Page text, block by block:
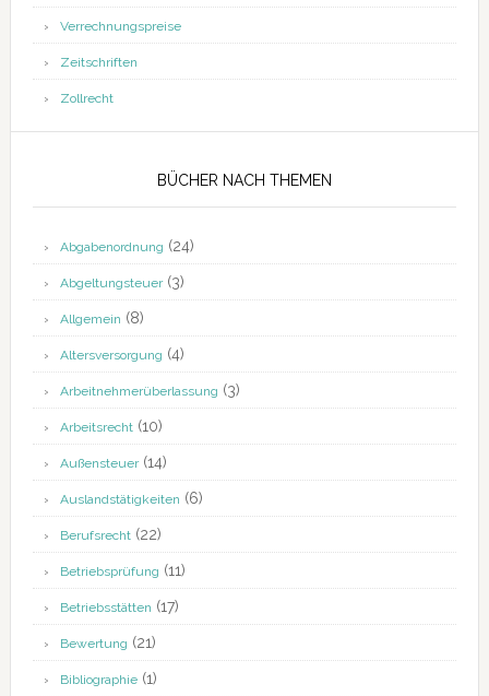
Verrechnungspreise
Zeitschriften
Zollrecht
BÜCHER NACH THEMEN
Abgabenordnung (24)
Abgeltungsteuer(3)
Allgemein (8)
Altersversorgung (4)
Arbeitnehmerüberlassung (3)
Arbeitsrecht(10)
Außensteuer(14)
Auslandstätigkeiten (6)
Berufsrecht(22)
Betriebsprüfung (11)
Betriebsstätten (17)
Bewertung (21)
Bibliographie(1)